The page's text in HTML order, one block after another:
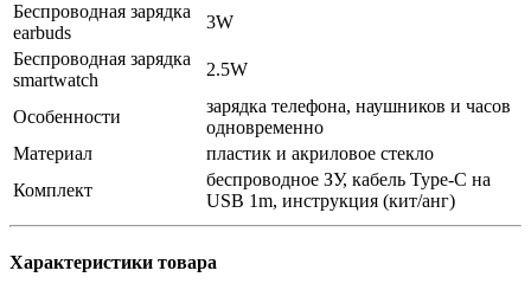
Беспроводная зарядка
earbuds
3W
Беспроводная зарядка
smartwatch
2.5W
Особенности
зарядка телефона, наушников и часов
одновременно
Материал
пластик и акриловое стекло
Комплект
беспроводное ЗУ, кабель Type-C на
USB 1m, инструкция (кит/анг)
Характеристики товара